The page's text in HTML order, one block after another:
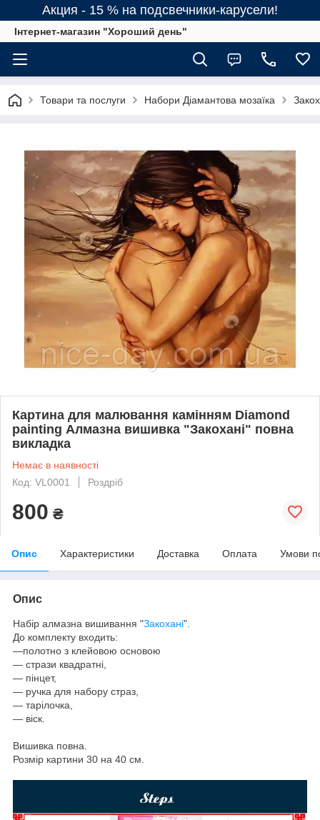
Акция - 15 % на подсвечники-карусели!
Інтернет-магазин "Хороший день"
Товари та послуги Набори Діамантова мозаїка
Картина для малювання камінням Diamond
painting Алмазна вишивка "Закохані" повна
викладка
Немає в наявності
Код: VL0001
Роздріб
800 ₴
Опис Характеристики Доставка Оплата Умови
Опис
Набір алмазна вишивання "Закохані".
До комплекту входить:
―полотно з клейовою основою
― стрази квадратні,
— пінцет,
― ручка для набору страз,
— тарілочка,
— віск.
Вишивка повна.
Розмір картини 30 на 40 см.